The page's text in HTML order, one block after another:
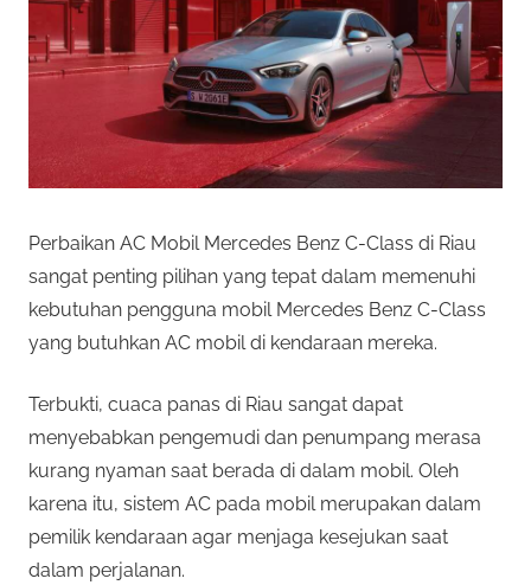
Perbaikan AC Mobil Mercedes Benz C-Class di Riau
sangat penting pilihan yang tepat dalam memenuhi
kebutuhan pengguna mobil Mercedes Benz C-Class
yang butuhkan AC mobil di kendaraan mereka.
Terbukti, cuaca panas di Riau sangat dapat
menyebabkan pengemudi dan penumpang merasa
kurang nyaman saat berada di dalam mobil. Oleh
karena itu, sistem AC pada mobil merupakan dalam
pemilik kendaraan agar menjaga kesejukan saat
dalam perjalanan.